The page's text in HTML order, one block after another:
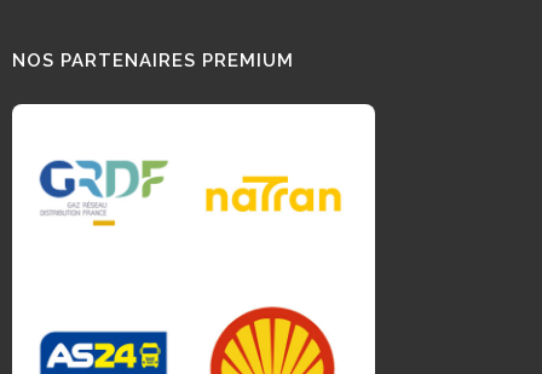
NOS PARTENAIRES PREMIUM